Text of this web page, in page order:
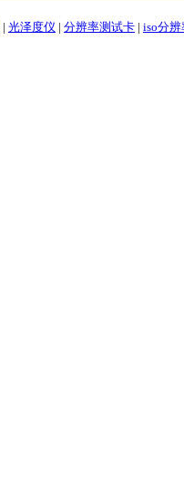
| 光泽度仪 | 分辨率测试卡 | iso分